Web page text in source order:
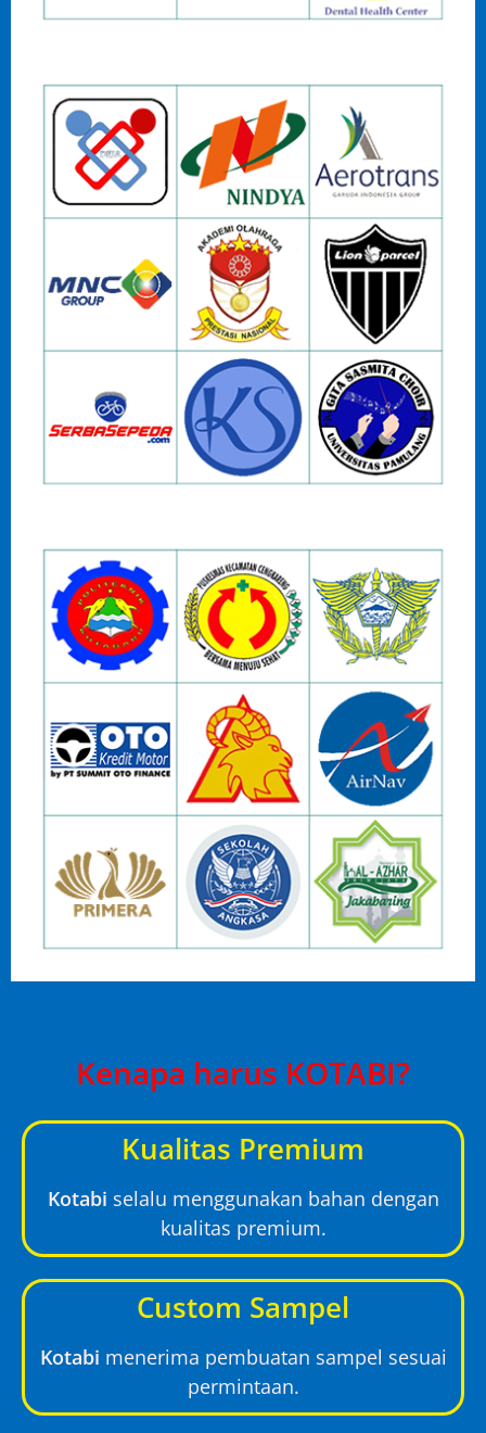
Kenapa harus KOTABI?
Kualitas Premium
Kotabi selalu menggunakan bahan dengan
kualitas premium.
Custom Sampel
Kotabi menerima pembuatan sampel sesuai
permintaan.